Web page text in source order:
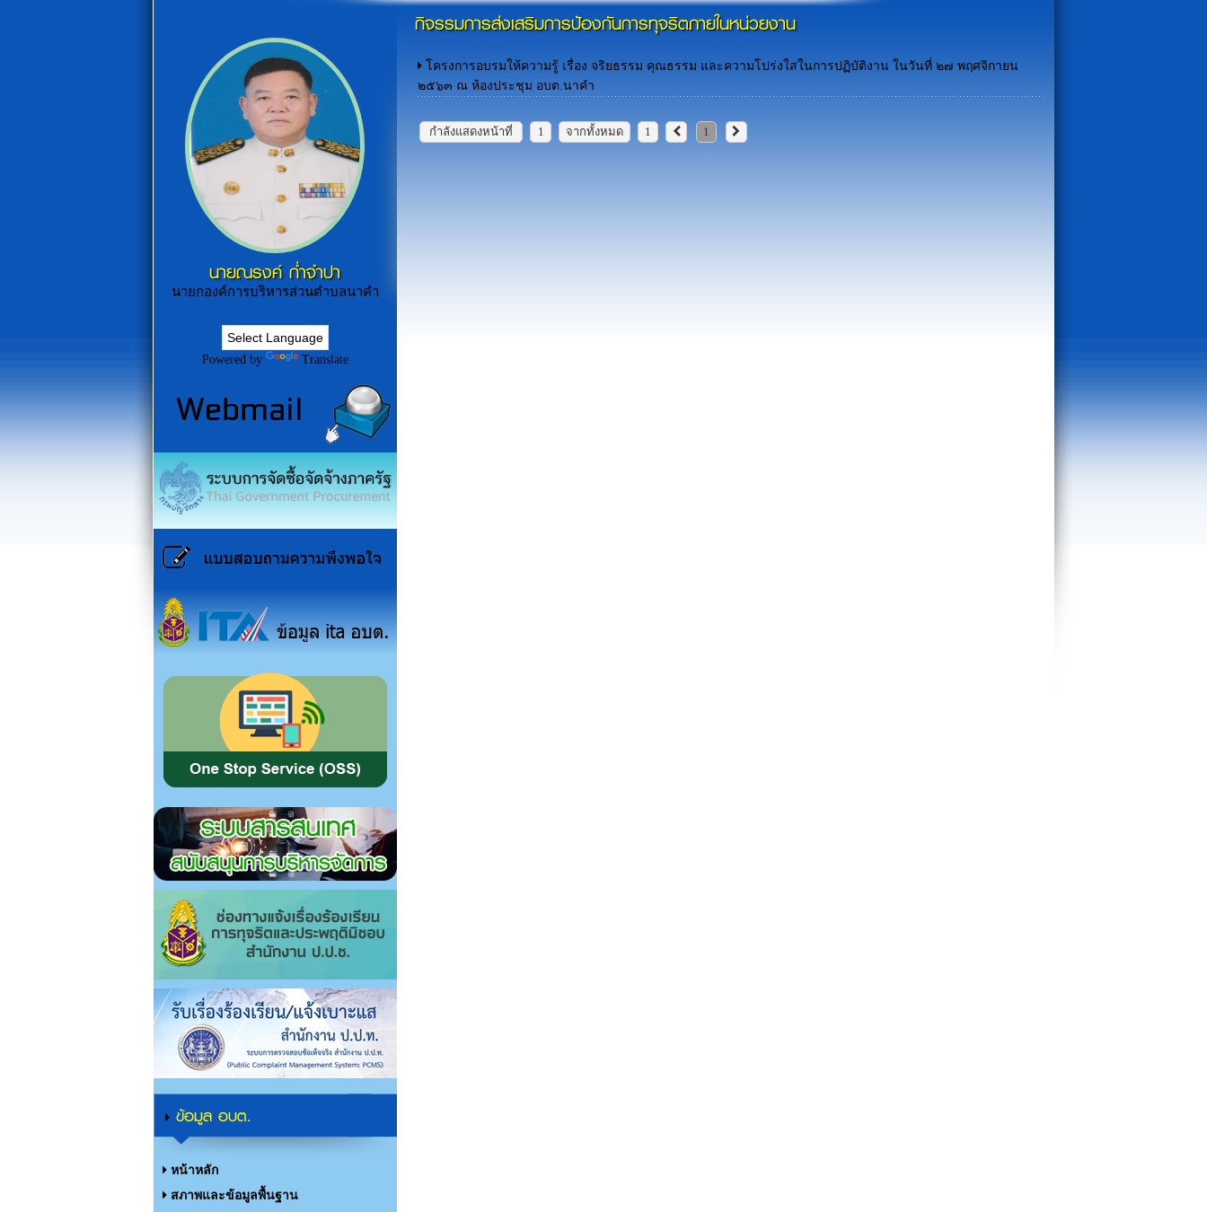
"เกราะป้องกันภัยไซเบอร์สำหรับเยาวชนไทย"
นายณรงค์ ก่ำจำปา
นายกองค์การบริหารส่วนตำบลนาคำ
Powered by Translate
ข้อมูล อบต.
หน้าหลัก
สภาพและข้อมูลพื้นฐาน
กิจรรมการส่งเสริมการป้องกันการทุจริตภายในหน่วยงาน
โครงการอบรมให้ความรู้ เรื่อง จริยธรรม คุณธรรม และความโปร่งใสในการปฏิบัติงาน ในวันที่ ๒๗ พฤศจิกายน
๒๕๖๓ ณ ห้องประชุม อบต.นาคำ
กำลังแสดงหน้าที่ 1 จากทั้งหมด 1 1